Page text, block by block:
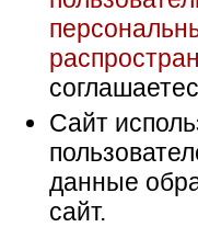
Сайт
данные
сайт.